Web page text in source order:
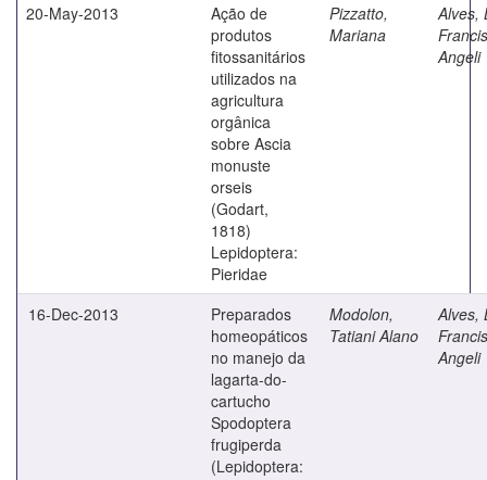
20-May-2013
Ação de
produtos
fitossanitários
utilizados na
agricultura
orgânica
sobre Ascia
monuste
orseis
(Godart,
1818)
Lepidoptera:
Pieridae
Pizzatto,
Mariana
Alves,
Angeli
16-Dec-2013
Preparados
homeopáticos
no manejo da
lagarta-do-
cartucho
Spodoptera
frugiperda
(Lepidoptera:
Modolon,
Tatiani Alano
Alves,
Angeli